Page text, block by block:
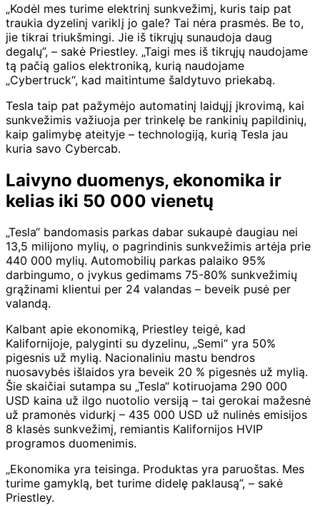
„Kodėl mes turime elektrinį sunkvežimį, kuris taip pat
traukia dyzelinį variklį jo gale? Tai nėra prasmės. Be to,
jie tikrai triukšmingi. Jie iš tikrųjų sunaudoja daug
degalų”, – sakė Priestley. „Taigi mes iš tikrųjų naudojame
tą pačią galios elektroniką, kurią naudojame
„Cybertruck“, kad maitintume šaldytuvo priekabą.
Tesla taip pat pažymėjo automatinį laidųjį įkrovimą, kai
sunkvežimis važiuoja per trinkelę be rankinių papildinių,
kaip galimybę ateityje – technologiją, kurią Tesla jau
kuria savo Cybercab.
Laivyno duomenys, ekonomika ir
kelias iki 50 000 vienetų
„Tesla“ bandomasis parkas dabar sukaupė daugiau nei
13,5 milijono mylių, o pagrindinis sunkvežimis artėja prie
440 000 mylių. Automobilių parkas palaiko 95%
darbingumo, o įvykus gedimams 75-80% sunkvežimių
grąžinami klientui per 24 valandas – beveik pusė per
valandą.
Kalbant apie ekonomiką, Priestley teigė, kad
Kalifornijoje, palyginti su dyzelinu, „Semi“ yra 50%
pigesnis už mylią. Nacionaliniu mastu bendros
nuosavybės išlaidos yra beveik 20 % pigesnės už mylią.
Šie skaičiai sutampa su „Tesla“ kotiruojama 290 000
USD kaina už ilgo nuotolio versiją – tai gerokai mažesnė
už pramonės vidurkį – 435 000 USD už nulinės emisijos
8 klasės sunkvežimį, remiantis Kalifornijos HVIP
programos duomenimis.
„Ekonomika yra teisinga. Produktas yra paruoštas. Mes
turime gamyklą, bet turime didelę paklausą”, – sakė
Priestley.